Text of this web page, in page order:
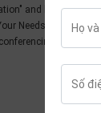
and knows the
Needs. Yealink
experience